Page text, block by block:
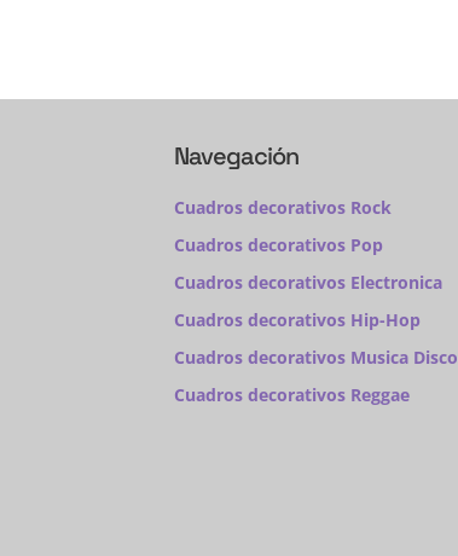
Navegación
Cuadros decorativos Rock
Cuadros decorativos Pop
Cuadros decorativos Electronica
Cuadros decorativos Hip-Hop
Cuadros decorativos Musica Disco
Cuadros decorativos Reggae